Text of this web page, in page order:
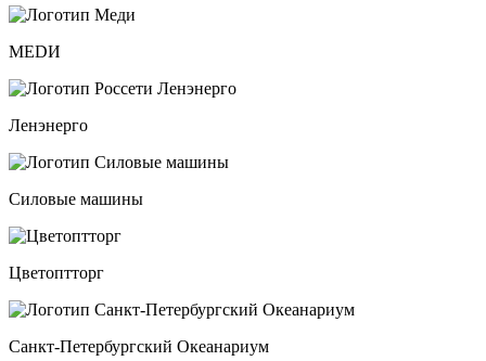
MEDИ
Ленэнерго
Силовые машины
Цветоптторг
Санкт-Петербургский Океанариум